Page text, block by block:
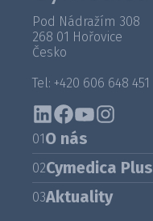
Pod Nádražím 308
268 01 Hořovice
Česko
Tel: +420 606 648 451
01O nás
02Cymedica Plus
03Aktuality